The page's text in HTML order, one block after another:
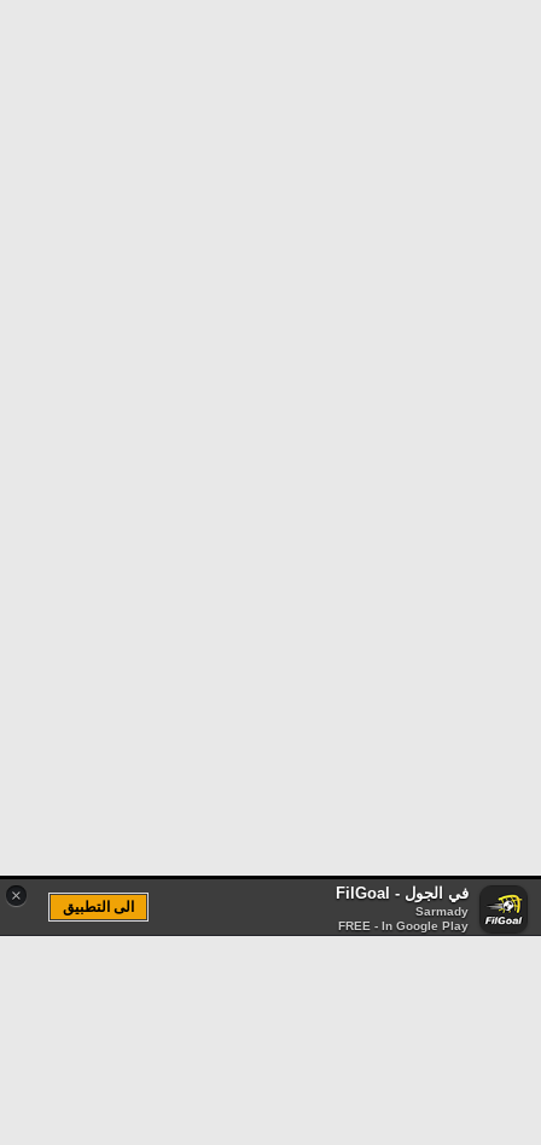
× في الجول - FilGoal
Sarmady
FREE - In Google Play
الى التطبيق